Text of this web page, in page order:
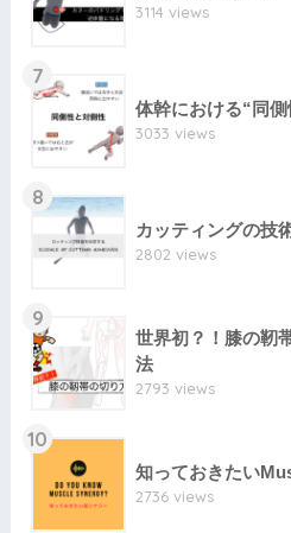
3114 views
7
体幹における“同
3033 views
8
カッティングの技
2802 views
9
世界初？！膝の靭
法
2793 views
10
知っておきたい
2736 views